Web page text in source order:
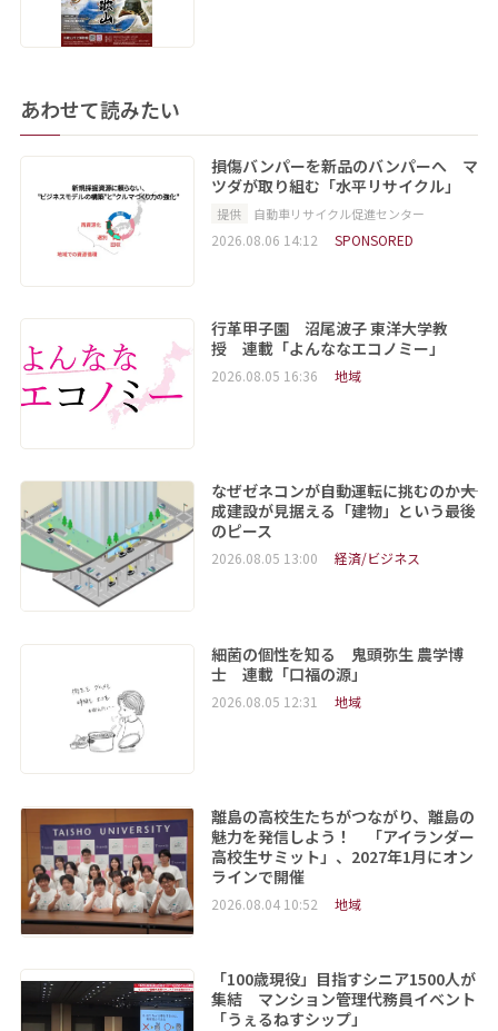
あわせて読みたい
損傷バンパーを新品のバンパーへ マ
ツダが取り組む「水平リサイクル」
提供 自動車リサイクル促進センター
2026.08.06 14:12 SPONSORED
行革甲子園 沼尾波子 東洋大学教
授 連載「よんななエコノミー」
2026.08.05 16:36 地域
なぜゼネコンが自動運転に挑むのか――大
成建設が見据える「建物」という最後
のピース
2026.08.05 13:00 経済/ビジネス
細菌の個性を知る 鬼頭弥生 農学博
士 連載「口福の源」
2026.08.05 12:31 地域
離島の高校生たちがつながり、離島の
魅力を発信しよう！ 「アイランダー
高校生サミット」、2027年1月にオン
ラインで開催
2026.08.04 10:52 地域
「100歳現役」目指すシニア1500人が
集結 マンション管理代務員イベント
「うぇるねすシップ」